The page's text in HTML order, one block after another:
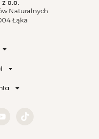
o.o.
Naturalnych
Łąka